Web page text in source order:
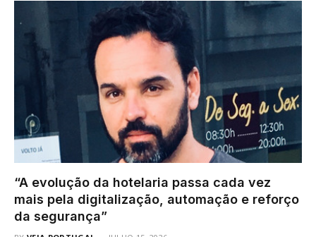
“A evolução da hotelaria passa cada vez
mais pela digitalização, automação e reforço
da segurança”